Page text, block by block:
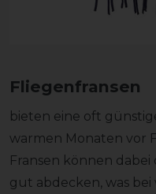
Fliegenfransen
bieten eine oft
warmen Monaten vor
Fransen können
gut abdecken, was